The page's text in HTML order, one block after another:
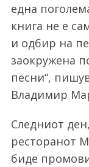
една
книга не е
и одбир на
заокружена
песни“,
Владимир
Следниот
ресторанот
биде